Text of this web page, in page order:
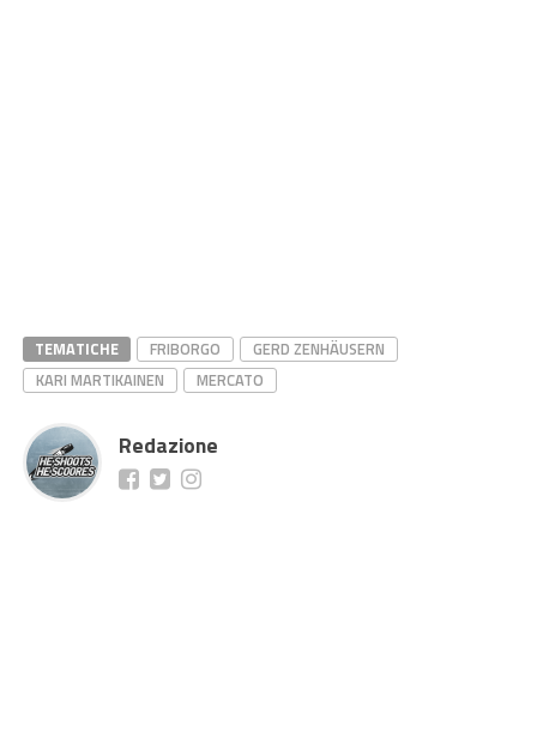
TEMATICHE FRIBORGO
GERD ZENHÄUSERN
KARI MARTIKAINEN
MERCATO
Redazione